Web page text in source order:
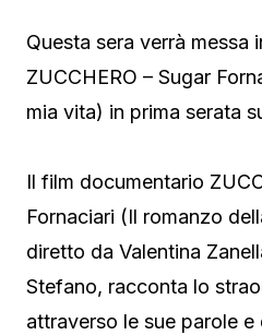
Questa sera verrà messa
ZUCCHERO – Sugar
mia vita) in prima serata
Il film documentario
Fornaciari (Il romanzo
diretto da Valentina
Stefano, racconta lo
attraverso le sue parole e